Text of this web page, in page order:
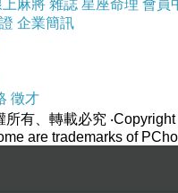
給外看照顧。
做一次2小時喘息服務。
跟大哥服務時，讓大
可以在這二小時內，
上麻將 雜誌 星座命理 會員
企業簡訊
徵才
所有、轉載必究
are trademarks of